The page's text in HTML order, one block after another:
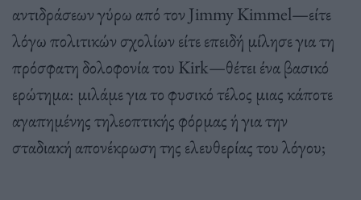
αντιδράσεων γύρω από τον Jimmy Kimmel—είτε
λόγω πολιτικών σχολίων είτε επειδή μίλησε για τη
πρόσφατη δολοφονία του Kirk—θέτει ένα βασικό
ερώτημα: μιλάμε για το φυσικό τέλος μιας κάποτε
αγαπημένης τηλεοπτικής φόρμας ή για την
σταδιακή απονέκρωση της ελευθερίας του λόγου;